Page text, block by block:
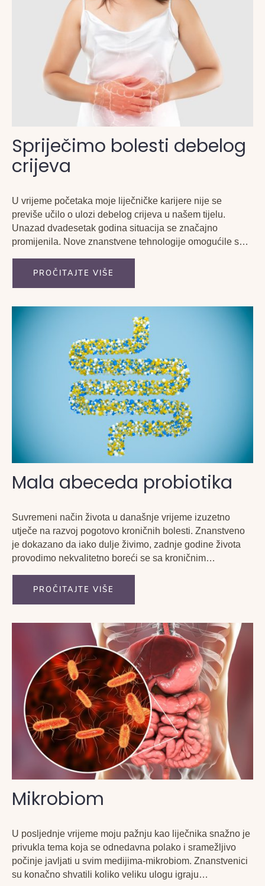
Spriječimo bolesti debelog
crijeva
U vrijeme početaka moje liječničke karijere nije se
previše učilo o ulozi debelog crijeva u našem tijelu.
Unazad dvadesetak godina situacija se značajno
promijenila. Nove znanstvene tehnologije omogućile su
što do tada nije bilo moguće.
PROČITAJTE VIŠE
Mala abeceda probiotika
Suvremeni način života u današnje vrijeme izuzetno
utječe na razvoj pogotovo kroničnih bolesti. Znanstveno
je dokazano da iako dulje živimo, zadnje godine života
provodimo nekvalitetno boreći se sa kroničnim
PROČITAJTE VIŠE
Mikrobiom
U posljednje vrijeme moju pažnju kao liječnika snažno je
privukla tema koja se odnedavna polako i sramežljivo
počinje javljati u svim medijima-mikrobiom. Znanstvenici
su konačno shvatili koliko veliku ulogu igraju